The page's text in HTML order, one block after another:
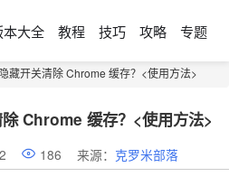
本大全 教程 技巧 攻略 专题
藏开关清除 Chrome 缓存？<使用方法>
Chrome 缓存？<使用方法>
186 来源： 克罗米部落